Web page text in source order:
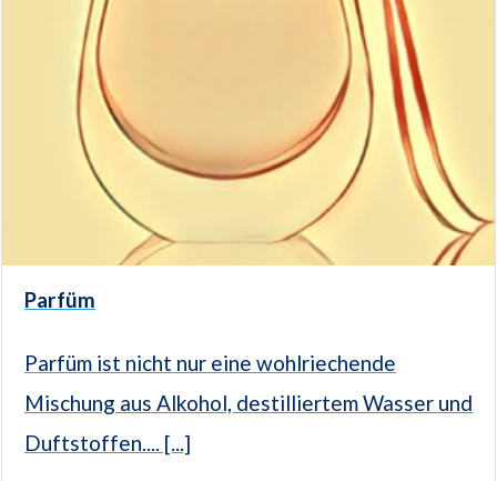
Parfüm
Parfüm ist nicht nur eine wohlriechende
Mischung aus Alkohol, destilliertem Wasser und
Duftstoffen.... [...]